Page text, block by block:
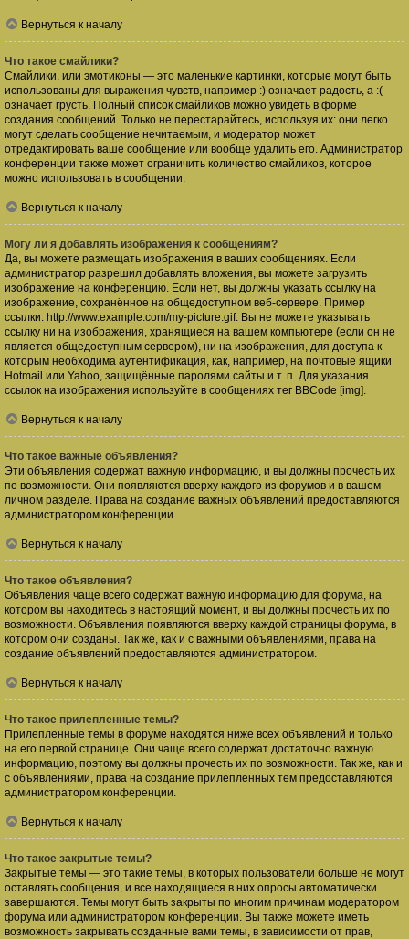
Вернуться к началу
Что такое смайлики?
Смайлики, или эмотиконы — это маленькие картинки, которые могут быть
использованы для выражения чувств, например :) означает радость, а :(
означает грусть. Полный список смайликов можно увидеть в форме
создания сообщений. Только не перестарайтесь, используя их: они легко
могут сделать сообщение нечитаемым, и модератор может
отредактировать ваше сообщение или вообще удалить его. Администратор
конференции также может ограничить количество смайликов, которое
можно использовать в сообщении.
Вернуться к началу
Могу ли я добавлять изображения к сообщениям?
Да, вы можете размещать изображения в ваших сообщениях. Если
администратор разрешил добавлять вложения, вы можете загрузить
изображение на конференцию. Если нет, вы должны указать ссылку на
изображение, сохранённое на общедоступном веб-сервере. Пример
ссылки: http://www.example.com/my-picture.gif. Вы не можете указывать
ссылку ни на изображения, хранящиеся на вашем компьютере (если он не
является общедоступным сервером), ни на изображения, для доступа к
которым необходима аутентификация, как, например, на почтовые ящики
Hotmail или Yahoo, защищённые паролями сайты и т. п. Для указания
ссылок на изображения используйте в сообщениях тег BBCode [img].
Вернуться к началу
Что такое важные объявления?
Эти объявления содержат важную информацию, и вы должны прочесть их
по возможности. Они появляются вверху каждого из форумов и в вашем
личном разделе. Права на создание важных объявлений предоставляются
администратором конференции.
Вернуться к началу
Что такое объявления?
Объявления чаще всего содержат важную информацию для форума, на
котором вы находитесь в настоящий момент, и вы должны прочесть их по
возможности. Объявления появляются вверху каждой страницы форума, в
котором они созданы. Так же, как и с важными объявлениями, права на
создание объявлений предоставляются администратором.
Вернуться к началу
Что такое прилепленные темы?
Прилепленные темы в форуме находятся ниже всех объявлений и только
на его первой странице. Они чаще всего содержат достаточно важную
информацию, поэтому вы должны прочесть их по возможности. Так же, как и
с объявлениями, права на создание прилепленных тем предоставляются
администратором конференции.
Вернуться к началу
Что такое закрытые темы?
Закрытые темы — это такие темы, в которых пользователи больше не могут
оставлять сообщения, и все находящиеся в них опросы автоматически
завершаются. Темы могут быть закрыты по многим причинам модератором
форума или администратором конференции. Вы также можете иметь
возможность закрывать созданные вами темы, в зависимости от прав,